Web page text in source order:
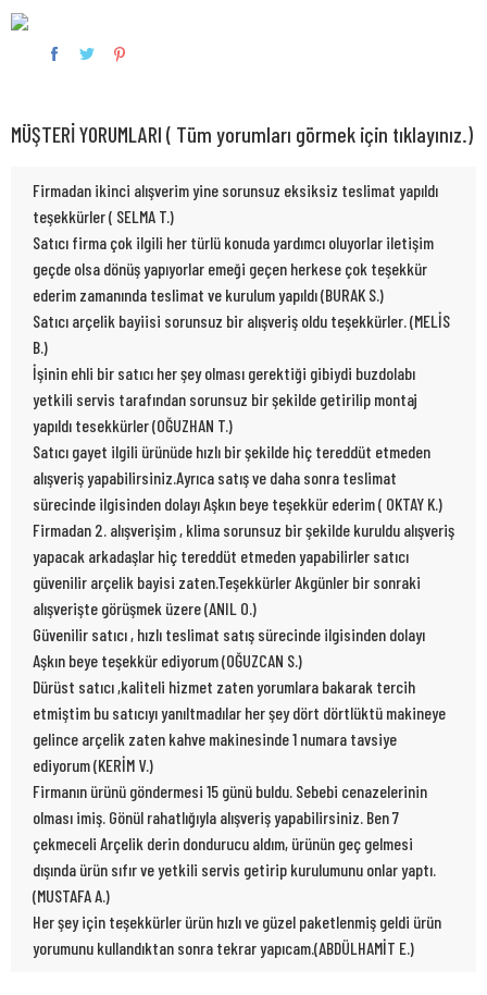
MÜŞTERİ YORUMLARI ( Tüm yorumları görmek için tıklayınız.)
Firmadan ikinci alışverim yine sorunsuz eksiksiz teslimat yapıldı
teşekkürler ( SELMA T.)
Satıcı firma çok ilgili her türlü konuda yardımcı oluyorlar iletişim
geçde olsa dönüş yapıyorlar emeği geçen herkese çok teşekkür
ederim zamanında teslimat ve kurulum yapıldı (BURAK S.)
Satıcı arçelik bayiisi sorunsuz bir alışveriş oldu teşekkürler. (MELİS
B.)
İşinin ehli bir satıcı her şey olması gerektiği gibiydi buzdolabı
yetkili servis tarafından sorunsuz bir şekilde getirilip montaj
yapıldı tesekkürler (OĞUZHAN T.)
Satıcı gayet ilgili ürünüde hızlı bir şekilde hiç tereddüt etmeden
alışveriş yapabilirsiniz.Ayrıca satış ve daha sonra teslimat
sürecinde ilgisinden dolayı Aşkın beye teşekkür ederim ( OKTAY K.)
Firmadan 2. alışverişim , klima sorunsuz bir şekilde kuruldu alışveriş
yapacak arkadaşlar hiç tereddüt etmeden yapabilirler satıcı
güvenilir arçelik bayisi zaten.Teşekkürler Akgünler bir sonraki
alışverişte görüşmek üzere (ANIL O.)
Güvenilir satıcı , hızlı teslimat satış sürecinde ilgisinden dolayı
Aşkın beye teşekkür ediyorum (OĞUZCAN S.)
Dürüst satıcı ,kaliteli hizmet zaten yorumlara bakarak tercih
etmiştim bu satıcıyı yanıltmadılar her şey dört dörtlüktü makineye
gelince arçelik zaten kahve makinesinde 1 numara tavsiye
ediyorum (KERİM V.)
Firmanın ürünü göndermesi 15 günü buldu. Sebebi cenazelerinin
olması imiş. Gönül rahatlığıyla alışveriş yapabilirsiniz. Ben 7
çekmeceli Arçelik derin dondurucu aldım, ürünün geç gelmesi
dışında ürün sıfır ve yetkili servis getirip kurulumunu onlar yaptı.
(MUSTAFA A.)
Her şey için teşekkürler ürün hızlı ve güzel paketlenmiş geldi ürün
yorumunu kullandıktan sonra tekrar yapıcam.(ABDÜLHAMİT E.)